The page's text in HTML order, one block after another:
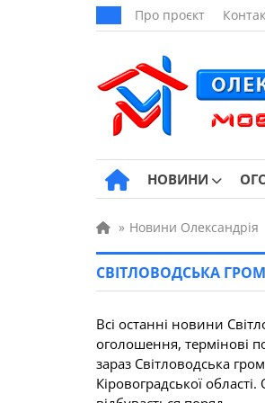
Про проєкт
НОВИНИ
» Новини Олександрія
СВІТЛОВОДСЬКА
Всі останні новини
оголошення, термінові
зараз Світловодська
Кіровоградської